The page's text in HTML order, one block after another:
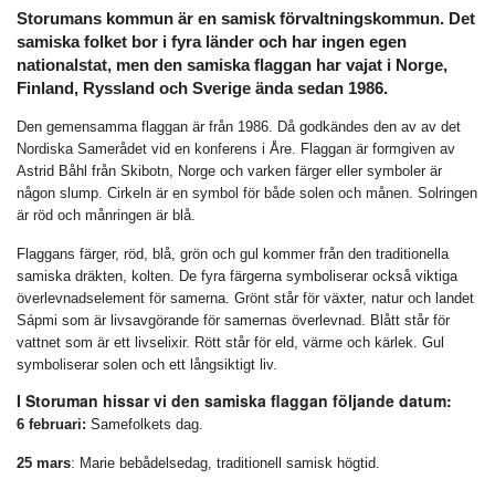
Storumans kommun är en samisk förvaltningskommun. Det
samiska folket bor i fyra länder och har ingen egen
nationalstat, men den samiska flaggan har vajat i Norge,
Finland, Ryssland och Sverige ända sedan 1986.
Den gemensamma flaggan är från 1986. Då godkändes den av av det
Nordiska Samerådet vid en konferens i Åre. Flaggan är formgiven av
Astrid Båhl från Skibotn, Norge och varken färger eller symboler är
någon slump. Cirkeln är en symbol för både solen och månen. Solringen
är röd och månringen är blå.
Flaggans färger, röd, blå, grön och gul kommer från den traditionella
samiska dräkten, kolten. De fyra färgerna symboliserar också viktiga
överlevnadselement för samerna. Grönt står för växter, natur och landet
Sápmi som är livsavgörande för samernas överlevnad. Blått står för
vattnet som är ett livselixir. Rött står för eld, värme och kärlek. Gul
symboliserar solen och ett långsiktigt liv.
I Storuman hissar vi den samiska flaggan följande datum:
6 februari: Samefolkets dag.
25 mars: Marie bebådelsedag, traditionell samisk högtid.